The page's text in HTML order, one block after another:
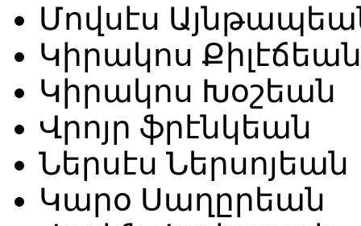
Մովսէս
Կիրակոս Քիլէճեան
Կիրակոս Խօշեան
Վրոյր ֆրէնկեան
Ներսէս Ներսոյեան
Կարօ Սաղըրեան